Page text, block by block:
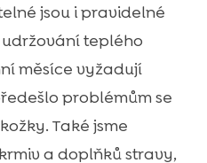
jsou i pravidelné
teplého
měsíce vyžadují
problémům se
Také jsme
a doplňků stravy,